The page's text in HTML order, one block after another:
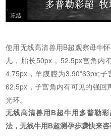
使用无线高清兽用B超观察母牛
儿，胎长50px，52.5px宫角内
4.75px，羊膜腔为3.90*63px;
62.5px，子宫角内有可见的强
光环。
无线高清兽用B超牛用多普勒
法，无线牛用B超测孕步骤快来